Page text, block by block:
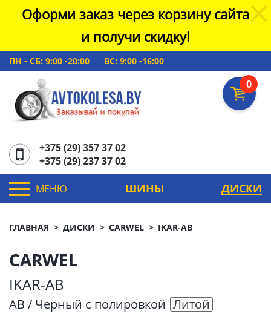
Оформи заказ через корзину сайта
и получи скидку!
ПН - СБ: 9:00 -20:00 ВС: 9:00 -16:00
0
+375 (29) 357 37 02
+375 (29) 237 37 02
МЕНЮ ШИНЫ ДИСКИ
ГЛАВНАЯ ДИСКИ CARWEL IKAR-AB
CARWEL
IKAR-AB
AB / Черный с полировкой Литой